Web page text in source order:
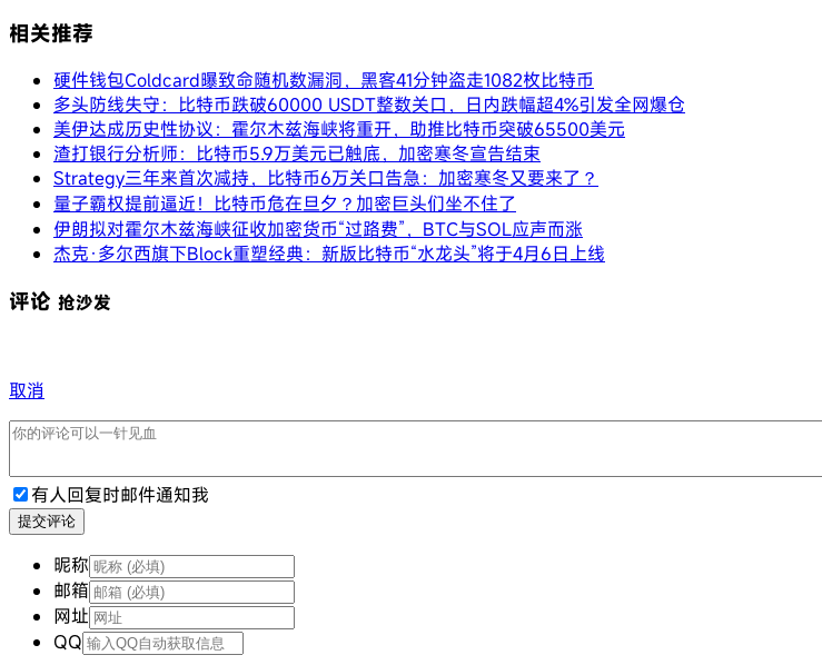
相关推荐
硬件钱包Coldcard曝致命随机数漏洞，黑客41分钟盗走1082枚比特币
多头防线失守：比特币跌破60000 USDT整数关口，日内跌幅超4%引发全网爆仓
美伊达成历史性协议：霍尔木兹海峡将重开，助推比特币突破65500美元
渣打银行分析师：比特币5.9万美元已触底，加密寒冬宣告结束
Strategy三年来首次减持，比特币6万关口告急：加密寒冬又要来了？
量子霸权提前逼近！比特币危在旦夕？加密巨头们坐不住了
伊朗拟对霍尔木兹海峡征收加密货币“过路费”，BTC与SOL应声而涨
杰克·多尔西旗下Block重塑经典：新版比特币“水龙头”将于4月6日上线
评论 抢沙发
取消
有人回复时邮件通知我
提交评论
昵称
邮箱
网址
QQ